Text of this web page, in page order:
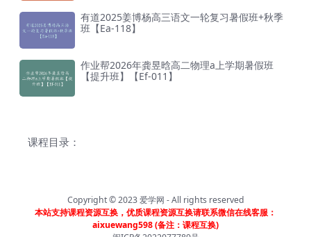
有道2025姜博杨高三语文一轮复习暑假班+秋季
班【Ea-118】
作业帮2026年龚昱晗高二物理a上学期暑假班
【提升班】【Ef-011】
课程目录：
Copyright © 2023爱学网 - All rights reserved
本站支持课程资源互换，优质课程资源互换请联系微信在线客服：
aixuewang598 (备注：课程互换)